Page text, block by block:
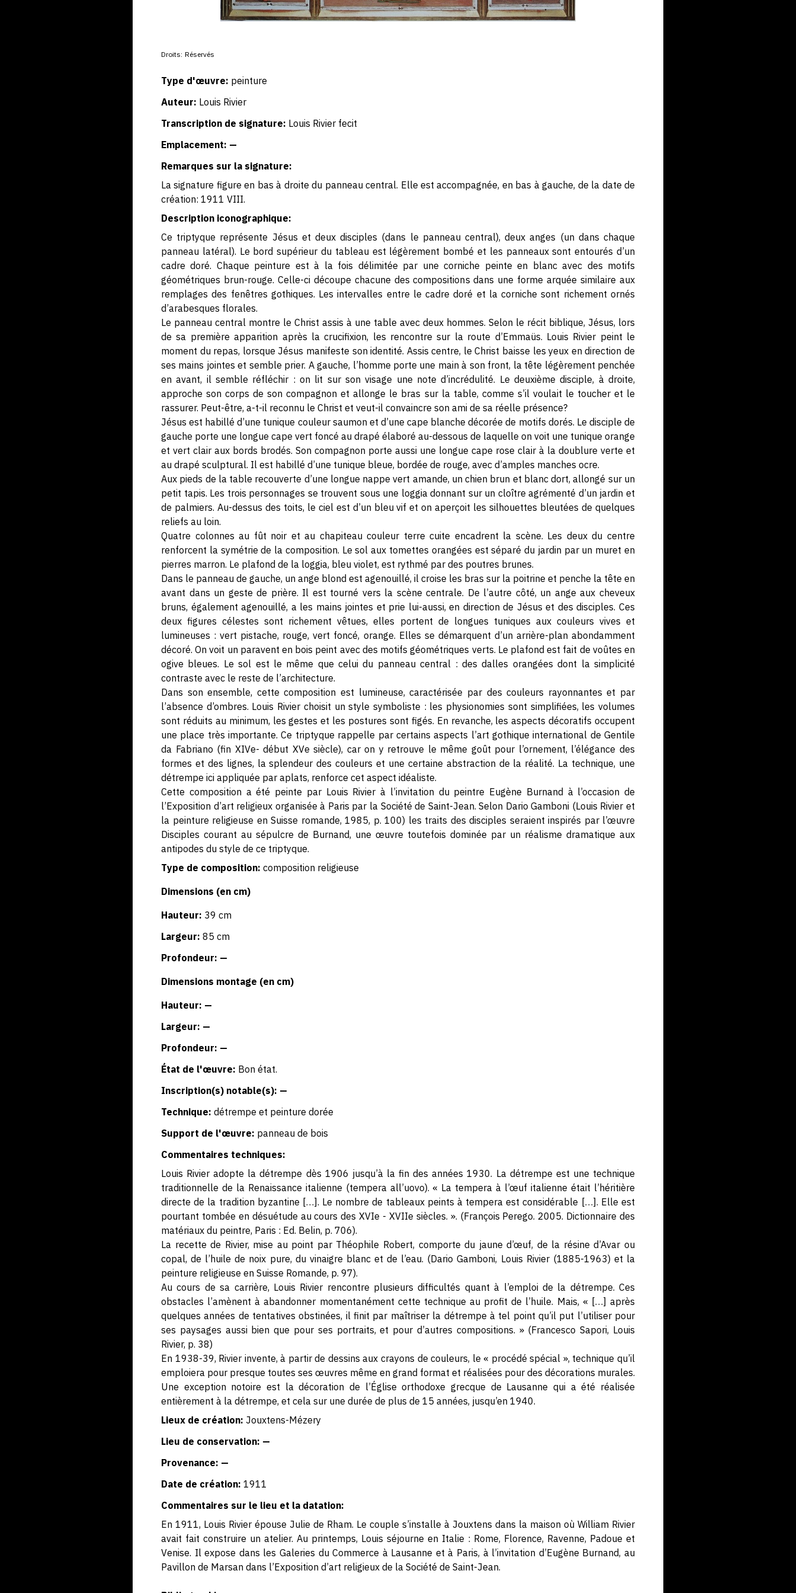
Droits: Réservés
Type d'œuvre: peinture
Auteur: Louis Rivier
Transcription de signature: Louis Rivier fecit
Emplacement: —
Remarques sur la signature:
La signature figure en bas à droite du panneau central. Elle est accompagnée, en bas à gauche, de la date de
création: 1911 VIII.
Description iconographique:
Ce triptyque représente Jésus et deux disciples (dans le panneau central), deux anges (un dans chaque
panneau latéral). Le bord supérieur du tableau est légèrement bombé et les panneaux sont entourés d’un
cadre doré. Chaque peinture est à la fois délimitée par une corniche peinte en blanc avec des motifs
géométriques brun-rouge. Celle-ci découpe chacune des compositions dans une forme arquée similaire aux
remplages des fenêtres gothiques. Les intervalles entre le cadre doré et la corniche sont richement ornés
d’arabesques florales.
Le panneau central montre le Christ assis à une table avec deux hommes. Selon le récit biblique, Jésus, lors
de sa première apparition après la crucifixion, les rencontre sur la route d’Emmaüs. Louis Rivier peint le
moment du repas, lorsque Jésus manifeste son identité. Assis centre, le Christ baisse les yeux en direction de
ses mains jointes et semble prier. A gauche, l’homme porte une main à son front, la tête légèrement penchée
en avant, il semble réfléchir : on lit sur son visage une note d’incrédulité. Le deuxième disciple, à droite,
approche son corps de son compagnon et allonge le bras sur la table, comme s’il voulait le toucher et le
rassurer. Peut-être, a-t-il reconnu le Christ et veut-il convaincre son ami de sa réelle présence?
Jésus est habillé d’une tunique couleur saumon et d’une cape blanche décorée de motifs dorés. Le disciple de
gauche porte une longue cape vert foncé au drapé élaboré au-dessous de laquelle on voit une tunique orange
et vert clair aux bords brodés. Son compagnon porte aussi une longue cape rose clair à la doublure verte et
au drapé sculptural. Il est habillé d’une tunique bleue, bordée de rouge, avec d’amples manches ocre.
Aux pieds de la table recouverte d’une longue nappe vert amande, un chien brun et blanc dort, allongé sur un
petit tapis. Les trois personnages se trouvent sous une loggia donnant sur un cloître agrémenté d’un jardin et
de palmiers. Au-dessus des toits, le ciel est d’un bleu vif et on aperçoit les silhouettes bleutées de quelques
reliefs au loin.
Quatre colonnes au fût noir et au chapiteau couleur terre cuite encadrent la scène. Les deux du centre
renforcent la symétrie de la composition. Le sol aux tomettes orangées est séparé du jardin par un muret en
pierres marron. Le plafond de la loggia, bleu violet, est rythmé par des poutres brunes.
Dans le panneau de gauche, un ange blond est agenouillé, il croise les bras sur la poitrine et penche la tête en
avant dans un geste de prière. Il est tourné vers la scène centrale. De l’autre côté, un ange aux cheveux
bruns, également agenouillé, a les mains jointes et prie lui-aussi, en direction de Jésus et des disciples. Ces
deux figures célestes sont richement vêtues, elles portent de longues tuniques aux couleurs vives et
lumineuses : vert pistache, rouge, vert foncé, orange. Elles se démarquent d’un arrière-plan abondamment
décoré. On voit un paravent en bois peint avec des motifs géométriques verts. Le plafond est fait de voûtes en
ogive bleues. Le sol est le même que celui du panneau central : des dalles orangées dont la simplicité
contraste avec le reste de l’architecture.
Dans son ensemble, cette composition est lumineuse, caractérisée par des couleurs rayonnantes et par
l’absence d’ombres. Louis Rivier choisit un style symboliste : les physionomies sont simplifiées, les volumes
sont réduits au minimum, les gestes et les postures sont figés. En revanche, les aspects décoratifs occupent
une place très importante. Ce triptyque rappelle par certains aspects l’art gothique international de Gentile
da Fabriano (fin XIVe- début XVe siècle), car on y retrouve le même goût pour l’ornement, l’élégance des
formes et des lignes, la splendeur des couleurs et une certaine abstraction de la réalité. La technique, une
détrempe ici appliquée par aplats, renforce cet aspect idéaliste.
Cette composition a été peinte par Louis Rivier à l’invitation du peintre Eugène Burnand à l’occasion de
l’Exposition d’art religieux organisée à Paris par la Société de Saint-Jean. Selon Dario Gamboni (Louis Rivier et
la peinture religieuse en Suisse romande, 1985, p. 100) les traits des disciples seraient inspirés par l’œuvre
Disciples courant au sépulcre de Burnand, une œuvre toutefois dominée par un réalisme dramatique aux
antipodes du style de ce triptyque.
Type de composition: composition religieuse
Dimensions (en cm)
Hauteur: 39 cm
Largeur: 85 cm
Profondeur: —
Dimensions montage (en cm)
Hauteur: —
Largeur: —
Profondeur: —
État de l'œuvre: Bon état.
Inscription(s) notable(s): —
Technique: détrempe et peinture dorée
Support de l'œuvre: panneau de bois
Commentaires techniques:
Louis Rivier adopte la détrempe dès 1906 jusqu’à la fin des années 1930. La détrempe est une technique
traditionnelle de la Renaissance italienne (tempera all’uovo). « La tempera à l’œuf italienne était l’héritière
directe de la tradition byzantine […]. Le nombre de tableaux peints à tempera est considérable […]. Elle est
pourtant tombée en désuétude au cours des XVIe - XVIIe siècles. ». (François Perego. 2005. Dictionnaire des
matériaux du peintre, Paris : Ed. Belin, p. 706).
La recette de Rivier, mise au point par Théophile Robert, comporte du jaune d’œuf, de la résine d’Avar ou
copal, de l’huile de noix pure, du vinaigre blanc et de l’eau. (Dario Gamboni, Louis Rivier (1885-1963) et la
peinture religieuse en Suisse Romande, p. 97).
Au cours de sa carrière, Louis Rivier rencontre plusieurs difficultés quant à l’emploi de la détrempe. Ces
obstacles l’amènent à abandonner momentanément cette technique au profit de l’huile. Mais, « […] après
quelques années de tentatives obstinées, il finit par maîtriser la détrempe à tel point qu’il put l’utiliser pour
ses paysages aussi bien que pour ses portraits, et pour d’autres compositions. » (Francesco Sapori, Louis
Rivier, p. 38)
En 1938-39, Rivier invente, à partir de dessins aux crayons de couleurs, le « procédé spécial », technique qu’il
emploiera pour presque toutes ses œuvres même en grand format et réalisées pour des décorations murales.
Une exception notoire est la décoration de l’Église orthodoxe grecque de Lausanne qui a été réalisée
entièrement à la détrempe, et cela sur une durée de plus de 15 années, jusqu’en 1940.
Lieux de création: Jouxtens-Mézery
Lieu de conservation: —
Provenance: —
Date de création: 1911
Commentaires sur le lieu et la datation:
En 1911, Louis Rivier épouse Julie de Rham. Le couple s’installe à Jouxtens dans la maison où William Rivier
avait fait construire un atelier. Au printemps, Louis séjourne en Italie : Rome, Florence, Ravenne, Padoue et
Venise. Il expose dans les Galeries du Commerce à Lausanne et à Paris, à l’invitation d’Eugène Burnand, au
Pavillon de Marsan dans l’Exposition d’art religieux de la Société de Saint-Jean.